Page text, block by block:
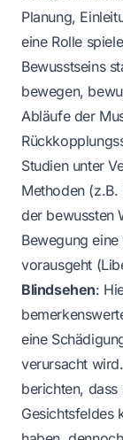
Planung,
eine Rolle
Bewusstseins
bewegen,
Abläufe der
Studien unter
Methoden
der bewussten
Bewegung
vorausgeht
Blindsehen:
eine
verursacht
berichten, dass
Gesichtsfeldes